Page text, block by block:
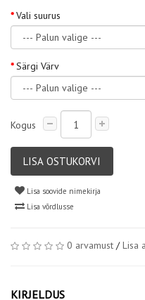
Vali suurus
Särgi Värv
Kogus
LISA OSTUKORVI
Lisa soovide nimekirja
Lisa võrdlusse
0 arvamust /Lisa
KIRJELDUS